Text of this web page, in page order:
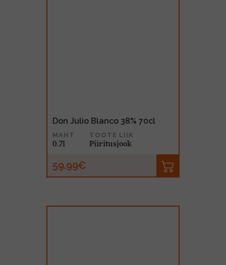
Don Julio Blanco 38% 70cl
MAHT
0.7l
TOOTE LIIK
Piiritusjook
59.99€